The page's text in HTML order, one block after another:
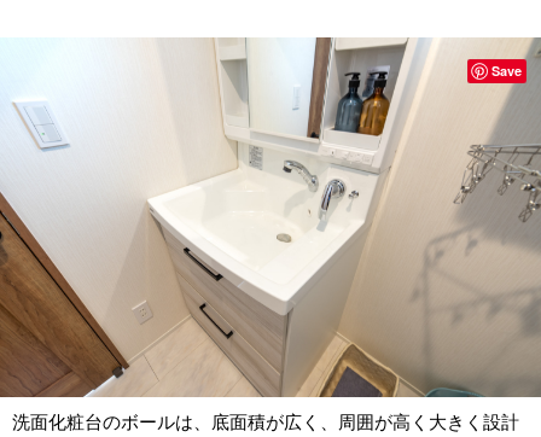
洗面化粧台のボールは、底面積が広く、周囲が高く大きく設計
Save